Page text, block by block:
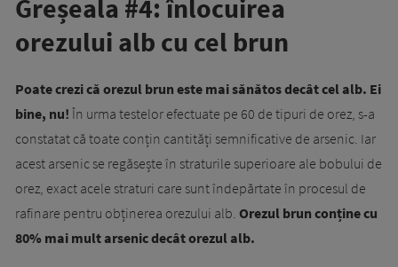
Greșeala #4: înlocuirea
orezului alb cu cel brun
Poate crezi că orezul brun este mai sănătos decât cel alb. Ei
bine, nu! În urma testelor efectuate pe 60 de tipuri de orez, s-a
constatat că toate conțin cantități semnificative de arsenic. Iar
acest arsenic se regăsește în straturile superioare ale bobului de
orez, exact acele straturi care sunt îndepărtate în procesul de
rafinare pentru obținerea orezului alb. Orezul brun conține cu
80% mai mult arsenic decât orezul alb.